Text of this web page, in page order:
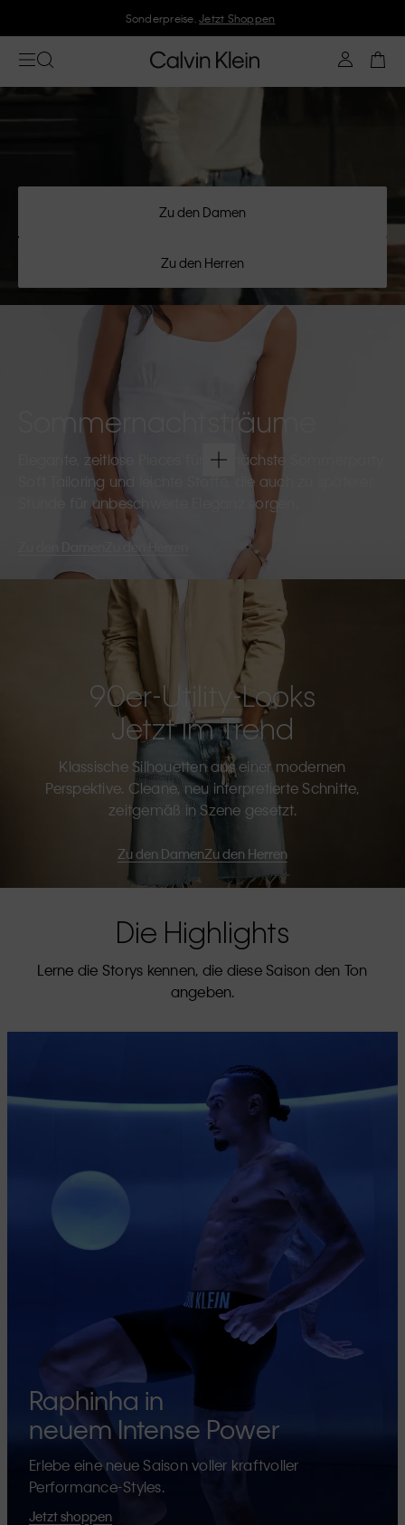
Sonderpreise.Jetzt Shoppen
Zu den Damen
Zu den Herren
Sommernachtsträume
Elegante, zeitlose Pieces für die nächste Sommerparty.
Soft Tailoring und leichte Stoffe, die auch zu späterer
Stunde für unbeschwerte Eleganz sorgen.
Zu den Herren
90er-Utility-Looks
Jetzt Im Trend
Klassische Silhouetten aus einer modernen
Perspektive. Cleane, neu interpretierte Schnitte,
zeitgemäß in Szene gesetzt.
Zu den DamenZu den Herren
Die Highlights
Lerne die Storys kennen, die diese Saison den Ton
angeben.
Raphinha in
neuem Intense Power
Erlebe eine neue Saison voller kraftvoller
Performance-Styles.
Jetzt shoppen